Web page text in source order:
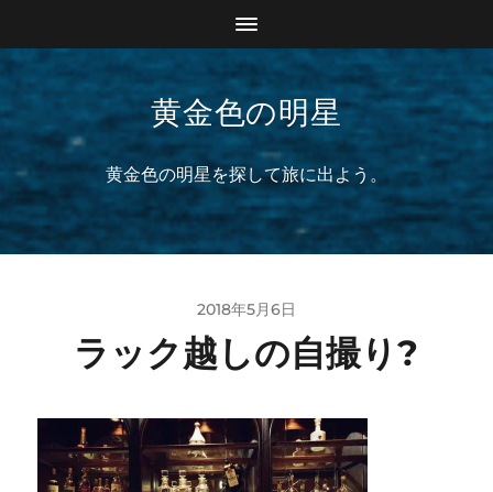
黄金色の明星
黄金色の明星を探して旅に出よう。
2018年5月6日
ラック越しの自撮り?